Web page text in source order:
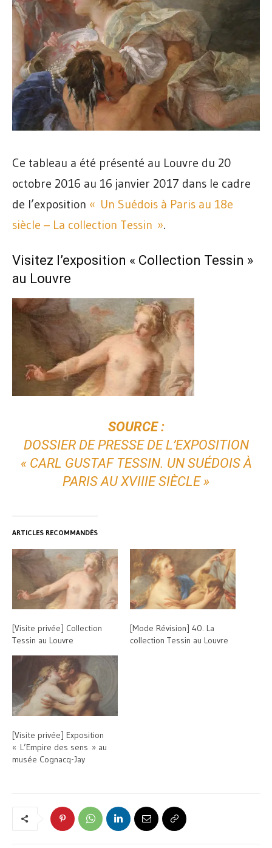
Ce tableau a été présenté au Louvre du 20
octobre 2016 au 16 janvier 2017 dans le cadre
de l’exposition « Un Suédois à Paris au 18e
siècle – La collection Tessin ».
Visitez l’exposition « Collection Tessin »
au Louvre
SOURCE :
DOSSIER DE PRESSE DE L’EXPOSITION
« CARL GUSTAF TESSIN. UN SUÉDOIS À
PARIS AU XVIIIE SIÈCLE »
ARTICLES RECOMMANDÉS
[Visite privée] Collection
Tessin au Louvre
[Mode Révision] 40. La
collection Tessin au Louvre
[Visite privée] Exposition
« L’Empire des sens » au
musée Cognacq-Jay